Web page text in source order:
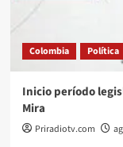
Colombia Política
Inicio período
Mira
Priradiotv.com